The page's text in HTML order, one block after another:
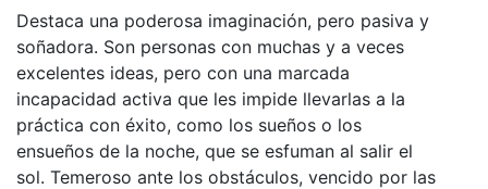
Destaca una poderosa imaginación, pero pasiva y
soñadora. Son personas con muchas y a veces
excelentes ideas, pero con una marcada
incapacidad activa que les impide llevarlas a la
práctica con éxito, como los sueños o los
ensueños de la noche, que se esfuman al salir el
sol. Temeroso ante los obstáculos, vencido por las